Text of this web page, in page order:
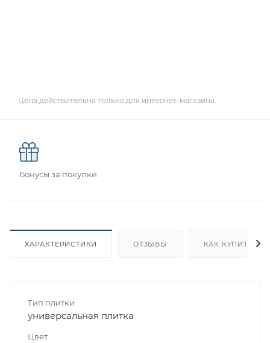
Цена действительна только для интернет-магазина.
Бонусы за покупки
ХАРАКТЕРИСТИКИ ОТЗЫВЫ КАК КУПИТЬ
Тип плитки
универсальная плитка
Цвет